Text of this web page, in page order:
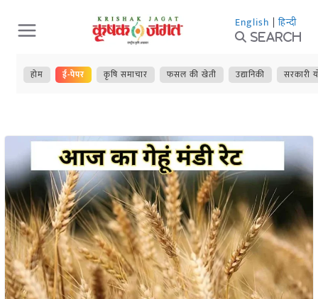
Skip
to
content
English | हिन्दी
Search
होम ई-पेपर कृषि समाचार फसल की खेती उद्यानिकी सरकारी